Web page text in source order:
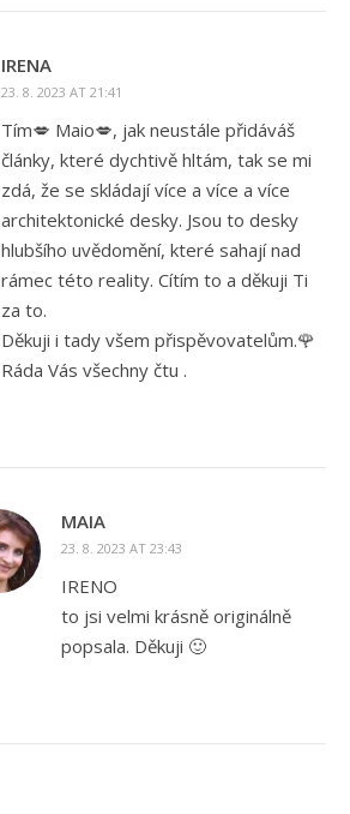
IRENA
23. 8. 2023 AT 21:41
Tím💋 Maio💋, jak neustále přidáváš
články, které dychtivě hltám, tak se mi
zdá, že se skládají více a více a více
architektonické desky. Jsou to desky
hlubšího uvědomění, které sahají nad
rámec této reality. Cítím to a děkuji Ti
za to.
Děkuji i tady všem přispěvovatelům.🌹
Ráda Vás všechny čtu .
MAIA
23. 8. 2023 AT 23:43
IRENO
to jsi velmi krásně originálně
popsala. Děkuji 🙂